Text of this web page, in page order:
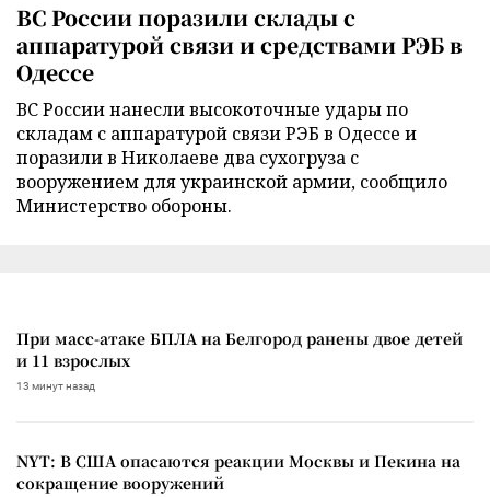
ВС России поразили склады с
аппаратурой связи и средствами РЭБ в
Одессе
ВС России нанесли высокоточные удары по
складам с аппаратурой связи РЭБ в Одессе и
поразили в Николаеве два сухогруза с
вооружением для украинской армии, сообщило
Министерство обороны.
При масс-атаке БПЛА на Белгород ранены двое детей
и 11 взрослых
13 минут назад
NYT: В США опасаются реакции Москвы и Пекина на
сокращение вооружений